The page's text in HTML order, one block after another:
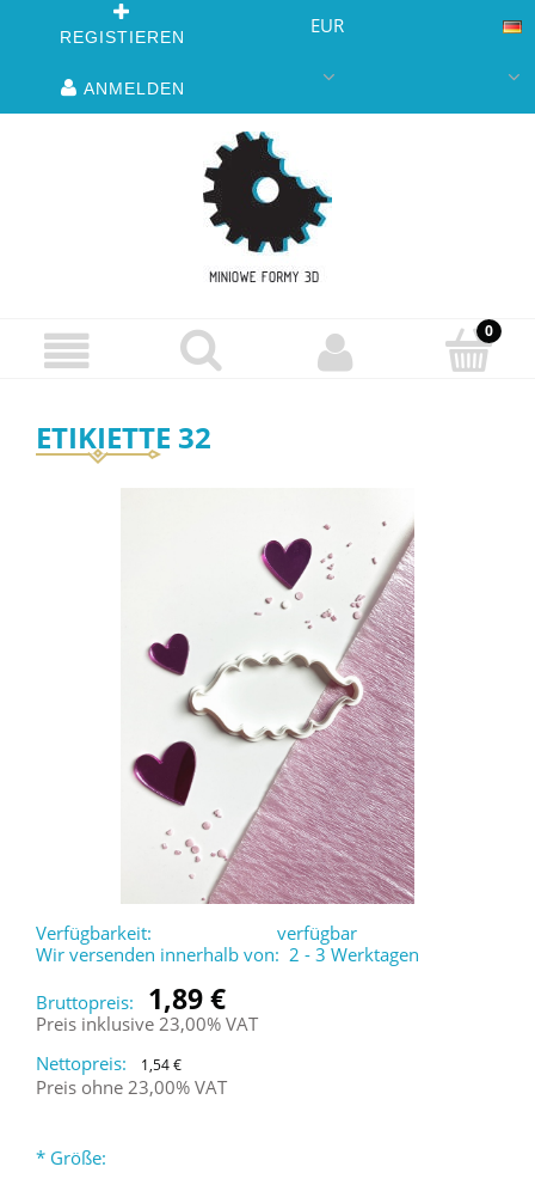
REGISTIEREN
ANMELDEN
EUR
ETIKIETTE 32
Verfügbarkeit:
verfügbar
Wir versenden innerhalb von: 2 - 3 Werktagen
Bruttopreis:
1,89 €
Preis inklusive 23,00% VAT
Nettopreis:
1,54 €
Preis ohne 23,00% VAT
* Größe: